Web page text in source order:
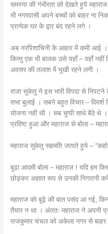
समस्या की गंभीरता को देखते हुये
भी नगरवासी अपने बच्चों को बाहर ना
प्रत्येक घर के द्वार बंद रहने लगे ।
अब नरपिशाचिनी के आहार में कमी आई
किन्तु एक भी बालक उसे यहाँ – वहाँ
अवसर की तलाश में भूखी रहने लगी ।
राजा सुकेतु ने इस भारी विपदा से निपटने
सभा बुलाई । सबने बहुत विचार – विमर्श
योजना नहीं थी । सब चुप्पी साधे बैठे
प्रविष्ट हुआ और महाराज से बोला –
महाराज सुकेतु सहमति जताते हुये –
बुढा आदमी बोला – महाराज ! यदि हम
छोड़कर अज्ञात रूप से उनकी निगरानी
महाराज को बूढ़े की बात पसंद आ गई,
तैयार न था । अंततः महाराज ने अपनी
राजकुमार चंचल को अकेला नगर से